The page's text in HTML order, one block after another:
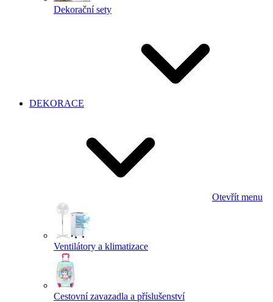
Dekorační sety
DEKORACE
Otevřít menu
Ventilátory a klimatizace
Cestovní zavazadla a příslušenství